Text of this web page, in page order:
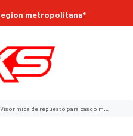
metropolitana*
Visor mica de repuesto para casco moto ich 101 tech t10 transparente